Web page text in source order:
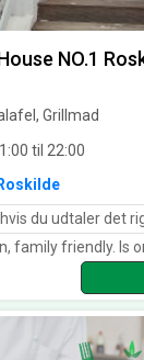
NO.1
Grillmad
til 22:00
Fed humor. Maden til tiden, god dyb
friendly. Is one of our